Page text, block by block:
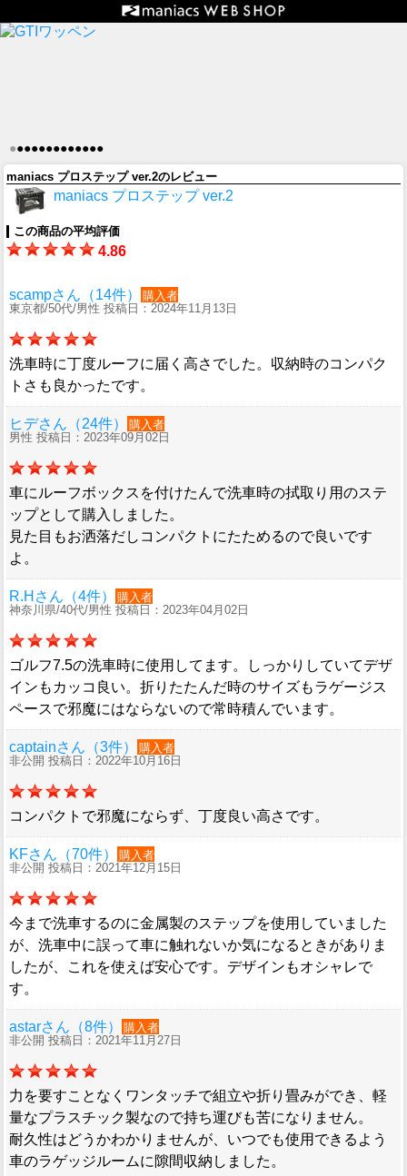
●●●●●●●●●●●●●
maniacs プロステップ ver.2のレビュー
maniacs プロステップ ver.2
この商品の平均評価
4.86
scampさん（14件）
購入者
東京都/50代/男性 投稿日：2024年11月13日
洗車時に丁度ルーフに届く高さでした。収納時のコンパク
トさも良かったです。
ヒデさん（24件）
購入者
男性 投稿日：2023年09月02日
車にルーフボックスを付けたんで洗車時の拭取り用のステ
ップとして購入しました。
見た目もお洒落だしコンパクトにたためるので良いです
よ。
R.Hさん（4件）
購入者
神奈川県/40代/男性 投稿日：2023年04月02日
ゴルフ7.5の洗車時に使用してます。しっかりしていてデザ
インもカッコ良い。折りたたんだ時のサイズもラゲージス
ペースで邪魔にはならないので常時積んでいます。
captainさん（3件）
購入者
非公開 投稿日：2022年10月16日
コンパクトで邪魔にならず、丁度良い高さです。
KFさん（70件）
購入者
非公開 投稿日：2021年12月15日
今まで洗車するのに金属製のステップを使用していました
が、洗車中に誤って車に触れないか気になるときがありま
したが、これを使えば安心です。デザインもオシャレで
す。
astarさん（8件）
購入者
非公開 投稿日：2021年11月27日
力を要すことなくワンタッチで組立や折り畳みができ、軽
量なプラスチック製なので持ち運びも苦になりません。
耐久性はどうかわかりませんが、いつでも使用できるよう
車のラゲッジルームに隙間収納しました。